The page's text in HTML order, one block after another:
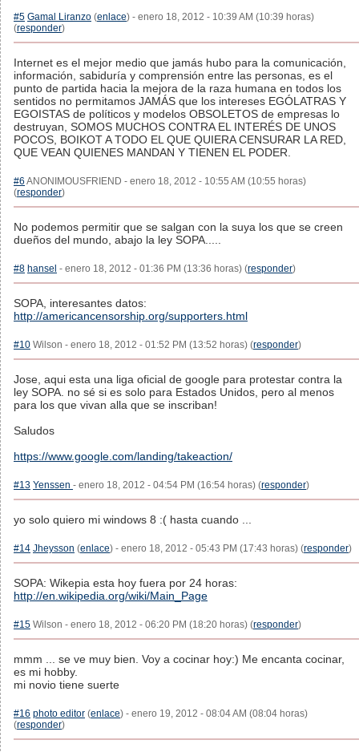
#5 Gamal Liranzo (enlace) - enero 18, 2012 - 10:39 AM (10:39 horas)
(responder)
Internet es el mejor medio que jamás hubo para la comunicación,
información, sabiduría y comprensión entre las personas, es el
punto de partida hacia la mejora de la raza humana en todos los
sentidos no permitamos JAMÁS que los intereses EGÓLATRAS Y
EGOISTAS de políticos y modelos OBSOLETOS de empresas lo
destruyan, SOMOS MUCHOS CONTRA EL INTERÉS DE UNOS
POCOS, BOIKOT A TODO EL QUE QUIERA CENSURAR LA RED,
QUE VEAN QUIENES MANDAN Y TIENEN EL PODER.
#6 ANONIMOUSFRIEND - enero 18, 2012 - 10:55 AM (10:55 horas)
(responder)
No podemos permitir que se salgan con la suya los que se creen
dueños del mundo, abajo la ley SOPA.....
#8 hansel - enero 18, 2012 - 01:36 PM (13:36 horas) (responder)
SOPA, interesantes datos:
http://americancensorship.org/supporters.html
#10 Wilson - enero 18, 2012 - 01:52 PM (13:52 horas) (responder)
Jose, aqui esta una liga oficial de google para protestar contra la
ley SOPA. no sé si es solo para Estados Unidos, pero al menos
para los que vivan alla que se inscriban!
Saludos
https://www.google.com/landing/takeaction/
#13 Yenssen - enero 18, 2012 - 04:54 PM (16:54 horas) (responder)
yo solo quiero mi windows 8 :( hasta cuando ...
#14 Jheysson (enlace) - enero 18, 2012 - 05:43 PM (17:43 horas) (responder)
SOPA: Wikepia esta hoy fuera por 24 horas:
http://en.wikipedia.org/wiki/Main_Page
#15 Wilson - enero 18, 2012 - 06:20 PM (18:20 horas) (responder)
mmm ... se ve muy bien. Voy a cocinar hoy:) Me encanta cocinar,
es mi hobby.
mi novio tiene suerte
#16 photo editor (enlace) - enero 19, 2012 - 08:04 AM (08:04 horas)
(responder)